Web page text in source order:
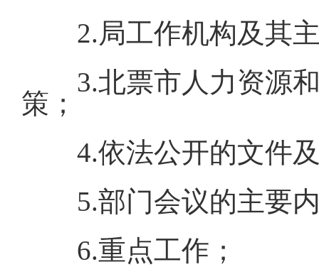
2.局工作机构及其
3.北票市人力资源
策；
4.依法公开的文件
5.部门会议的主要
6.重点工作；